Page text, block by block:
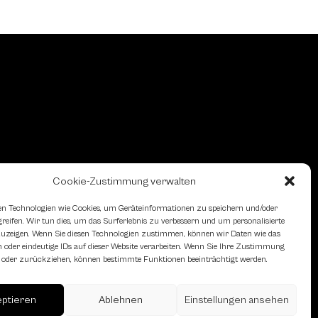
Cookie-Zustimmung verwalten
Technologien wie Cookies, um Geräteinformationen zu speichern und/oder
Wir tun dies, um das Surferlebnis zu verbessern und um personalisierte
Wenn Sie diesen Technologien zustimmen, können wir Daten wie das
oder eindeutige IDs auf dieser Website verarbeiten. Wenn Sie Ihre Zustimmung
zurückziehen, können bestimmte Funktionen beeinträchtigt werden.
Ablehnen Einstellungen ansehen
des Österreichischen